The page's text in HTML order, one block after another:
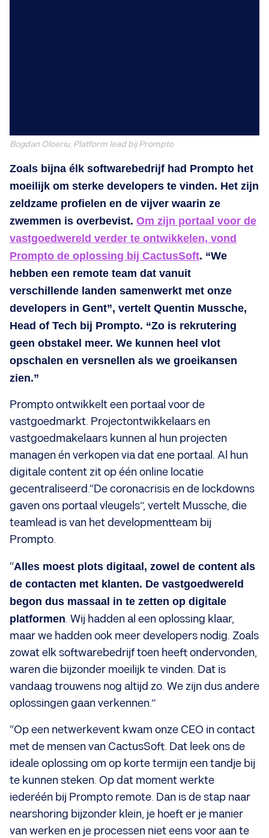
Bogdan Oloeriu, Platform lead bij Prompto
Zoals bijna élk softwarebedrijf had Prompto het
moeilijk om sterke developers te vinden. Het zijn
zeldzame profielen en de vijver waarin ze
zwemmen is overbevist. Om zijn portaal voor de
vastgoedwereld verder te ontwikkelen, vond
Prompto de oplossing bij CactusSoft. “We
hebben een remote team dat vanuit
verschillende landen samenwerkt met onze
developers in Gent”, vertelt Quentin Mussche,
Head of Tech bij Prompto. “Zo is rekrutering
geen obstakel meer. We kunnen heel vlot
opschalen en versnellen als we groeikansen
zien.”
Prompto ontwikkelt een portaal voor de
vastgoedmarkt. Projectontwikkelaars en
vastgoedmakelaars kunnen al hun projecten
managen én verkopen via dat ene portaal. Al hun
digitale content zit op één online locatie
gecentraliseerd.“De coronacrisis en de lockdowns
gaven ons portaal vleugels”, vertelt Mussche, die
teamlead is van het developmentteam bij
Prompto.
“Alles moest plots digitaal, zowel de content als
de contacten met klanten. De vastgoedwereld
begon dus massaal in te zetten op digitale
platformen. Wij hadden al een oplossing klaar,
maar we hadden ook meer developers nodig. Zoals
zowat elk softwarebedrijf toen heeft ondervonden,
waren die bijzonder moeilijk te vinden. Dat is
vandaag trouwens nog altijd zo. We zijn dus andere
oplossingen gaan verkennen.”
“Op een netwerkevent kwam onze CEO in contact
met de mensen van CactusSoft. Dat leek ons de
ideale oplossing om op korte termijn een tandje bij
te kunnen steken. Op dat moment werkte
iederéén bij Prompto remote. Dan is de stap naar
nearshoring bijzonder klein, je hoeft er je manier
van werken en je processen niet eens voor aan te